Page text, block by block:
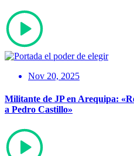
Nov 20, 2025
Militante de JP en Arequipa:
a Pedro Castillo»